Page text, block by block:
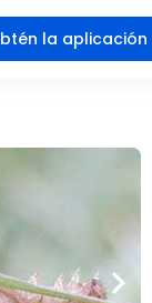
la aplicación